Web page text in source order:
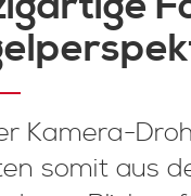
Kamera-
somit aus